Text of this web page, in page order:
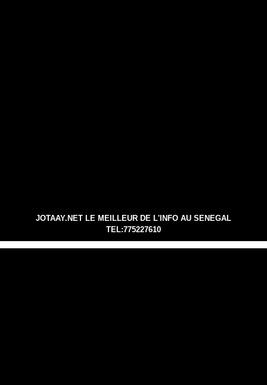
JOTAAY.NET LE MEILLEUR DE L'INFO AU SENEGAL
TEL:775227610